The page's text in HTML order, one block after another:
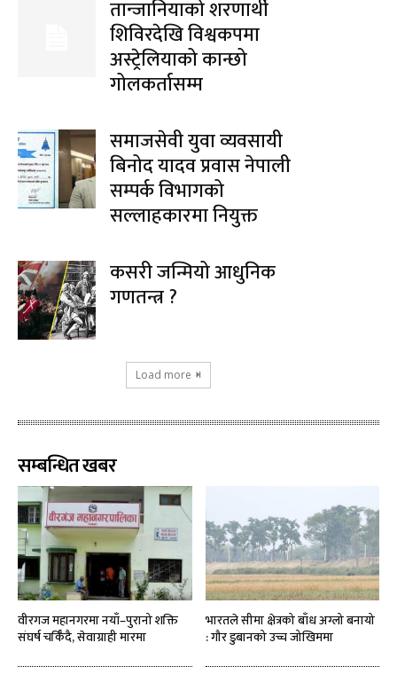
तान्जानियाको शरणार्थी
शिविरदेखि विश्वकपमा
अस्ट्रेलियाको कान्छो
गोलकर्तासम्म
समाजसेवी युवा व्यवसायी
बिनोद यादव प्रवास नेपाली
सम्पर्क विभागको
सल्लाहकारमा नियुक्त
कसरी जन्मियो आधुनिक
गणतन्त्र ?
Load more
सम्बन्धित खबर
वीरगज महानगरमा नयाँ–पुरानो शक्ति
संघर्ष चर्किँदै, सेवाग्राही मारमा
भारतले सीमा क्षेत्रको बाँध अग्लो बनायो
: गौर डुबानको उच्च जोखिममा